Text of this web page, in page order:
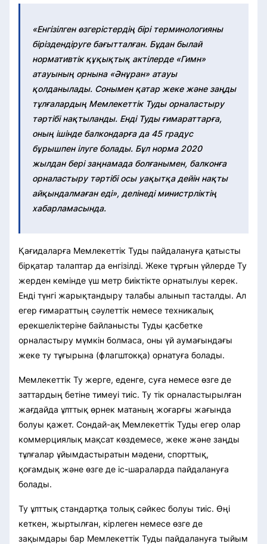
«Енгізілген өзгерістердің бірі терминологияны
біріздендіруге бағытталған. Бұдан былай
нормативтік құқықтық актілерде «Гимн»
атауының орнына «Әнұран» атауы
қолданылады. Сонымен қатар жеке және заңды
тұлғалардың Мемлекеттік Туды орналастыру
тәртібі нақтыланды. Енді Туды ғимараттарға,
оның ішінде балкондарға да 45 градус
бұрышпен ілуге болады. Бұл норма 2020
жылдан бері заңнамада болғанымен, балконға
орналастыру тәртібі осы уақытқа дейін нақты
айқындалмаған еді», делінеді министрліктің
хабарламасында.
Қағидаларға Мемлекеттік Туды пайдалануға қатысты
бірқатар талаптар да енгізілді. Жеке тұрғын үйлерде Ту
жерден кемінде үш метр биіктікте орнатылуы керек.
Енді түнгі жарықтандыру талабы алынып тасталды. Ал
егер ғимараттың сәулеттік немесе техникалық
ерекшеліктеріне байланысты Туды қасбетке
орналастыру мүмкін болмаса, оны үй аумағындағы
жеке ту тұғырына (флагштокқа) орнатуға болады.
Мемлекеттік Ту жерге, еденге, суға немесе өзге де
заттардың бетіне тимеуі тиіс. Ту тік орналастырылған
жағдайда ұлттық өрнек матаның жоғарғы жағында
болуы қажет. Сондай-ақ Мемлекеттік Туды егер олар
коммерциялық мақсат көздемесе, жеке және заңды
тұлғалар ұйымдастыратын мәдени, спорттық,
қоғамдық және өзге де іс-шараларда пайдалануға
болады.
Ту ұлттық стандартқа толық сәйкес болуы тиіс. Өңі
кеткен, жыртылған, кірлеген немесе өзге де
зақымдары бар Мемлекеттік Туды пайдалануға тыйым